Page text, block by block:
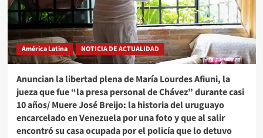
América Latina NOTICIA DE ACTUALIDAD
Anuncian la libertad plena de María Lourdes Afiuni, la
jueza que fue “la presa personal de Chávez” durante casi
10 años/ Muere José Breijo: la historia del uruguayo
encarcelado en Venezuela por una foto y que al salir
encontró su casa ocupada por el policía que lo detuvo